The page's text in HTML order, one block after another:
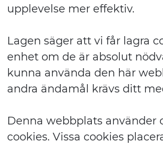
upplevelse mer effektiv.
Lagen säger att vi får lagra
enhet om de är absolut
kunna använda den här
andra ändamål krävs ditt
Denna webbplats använder
cookies. Vissa cookies